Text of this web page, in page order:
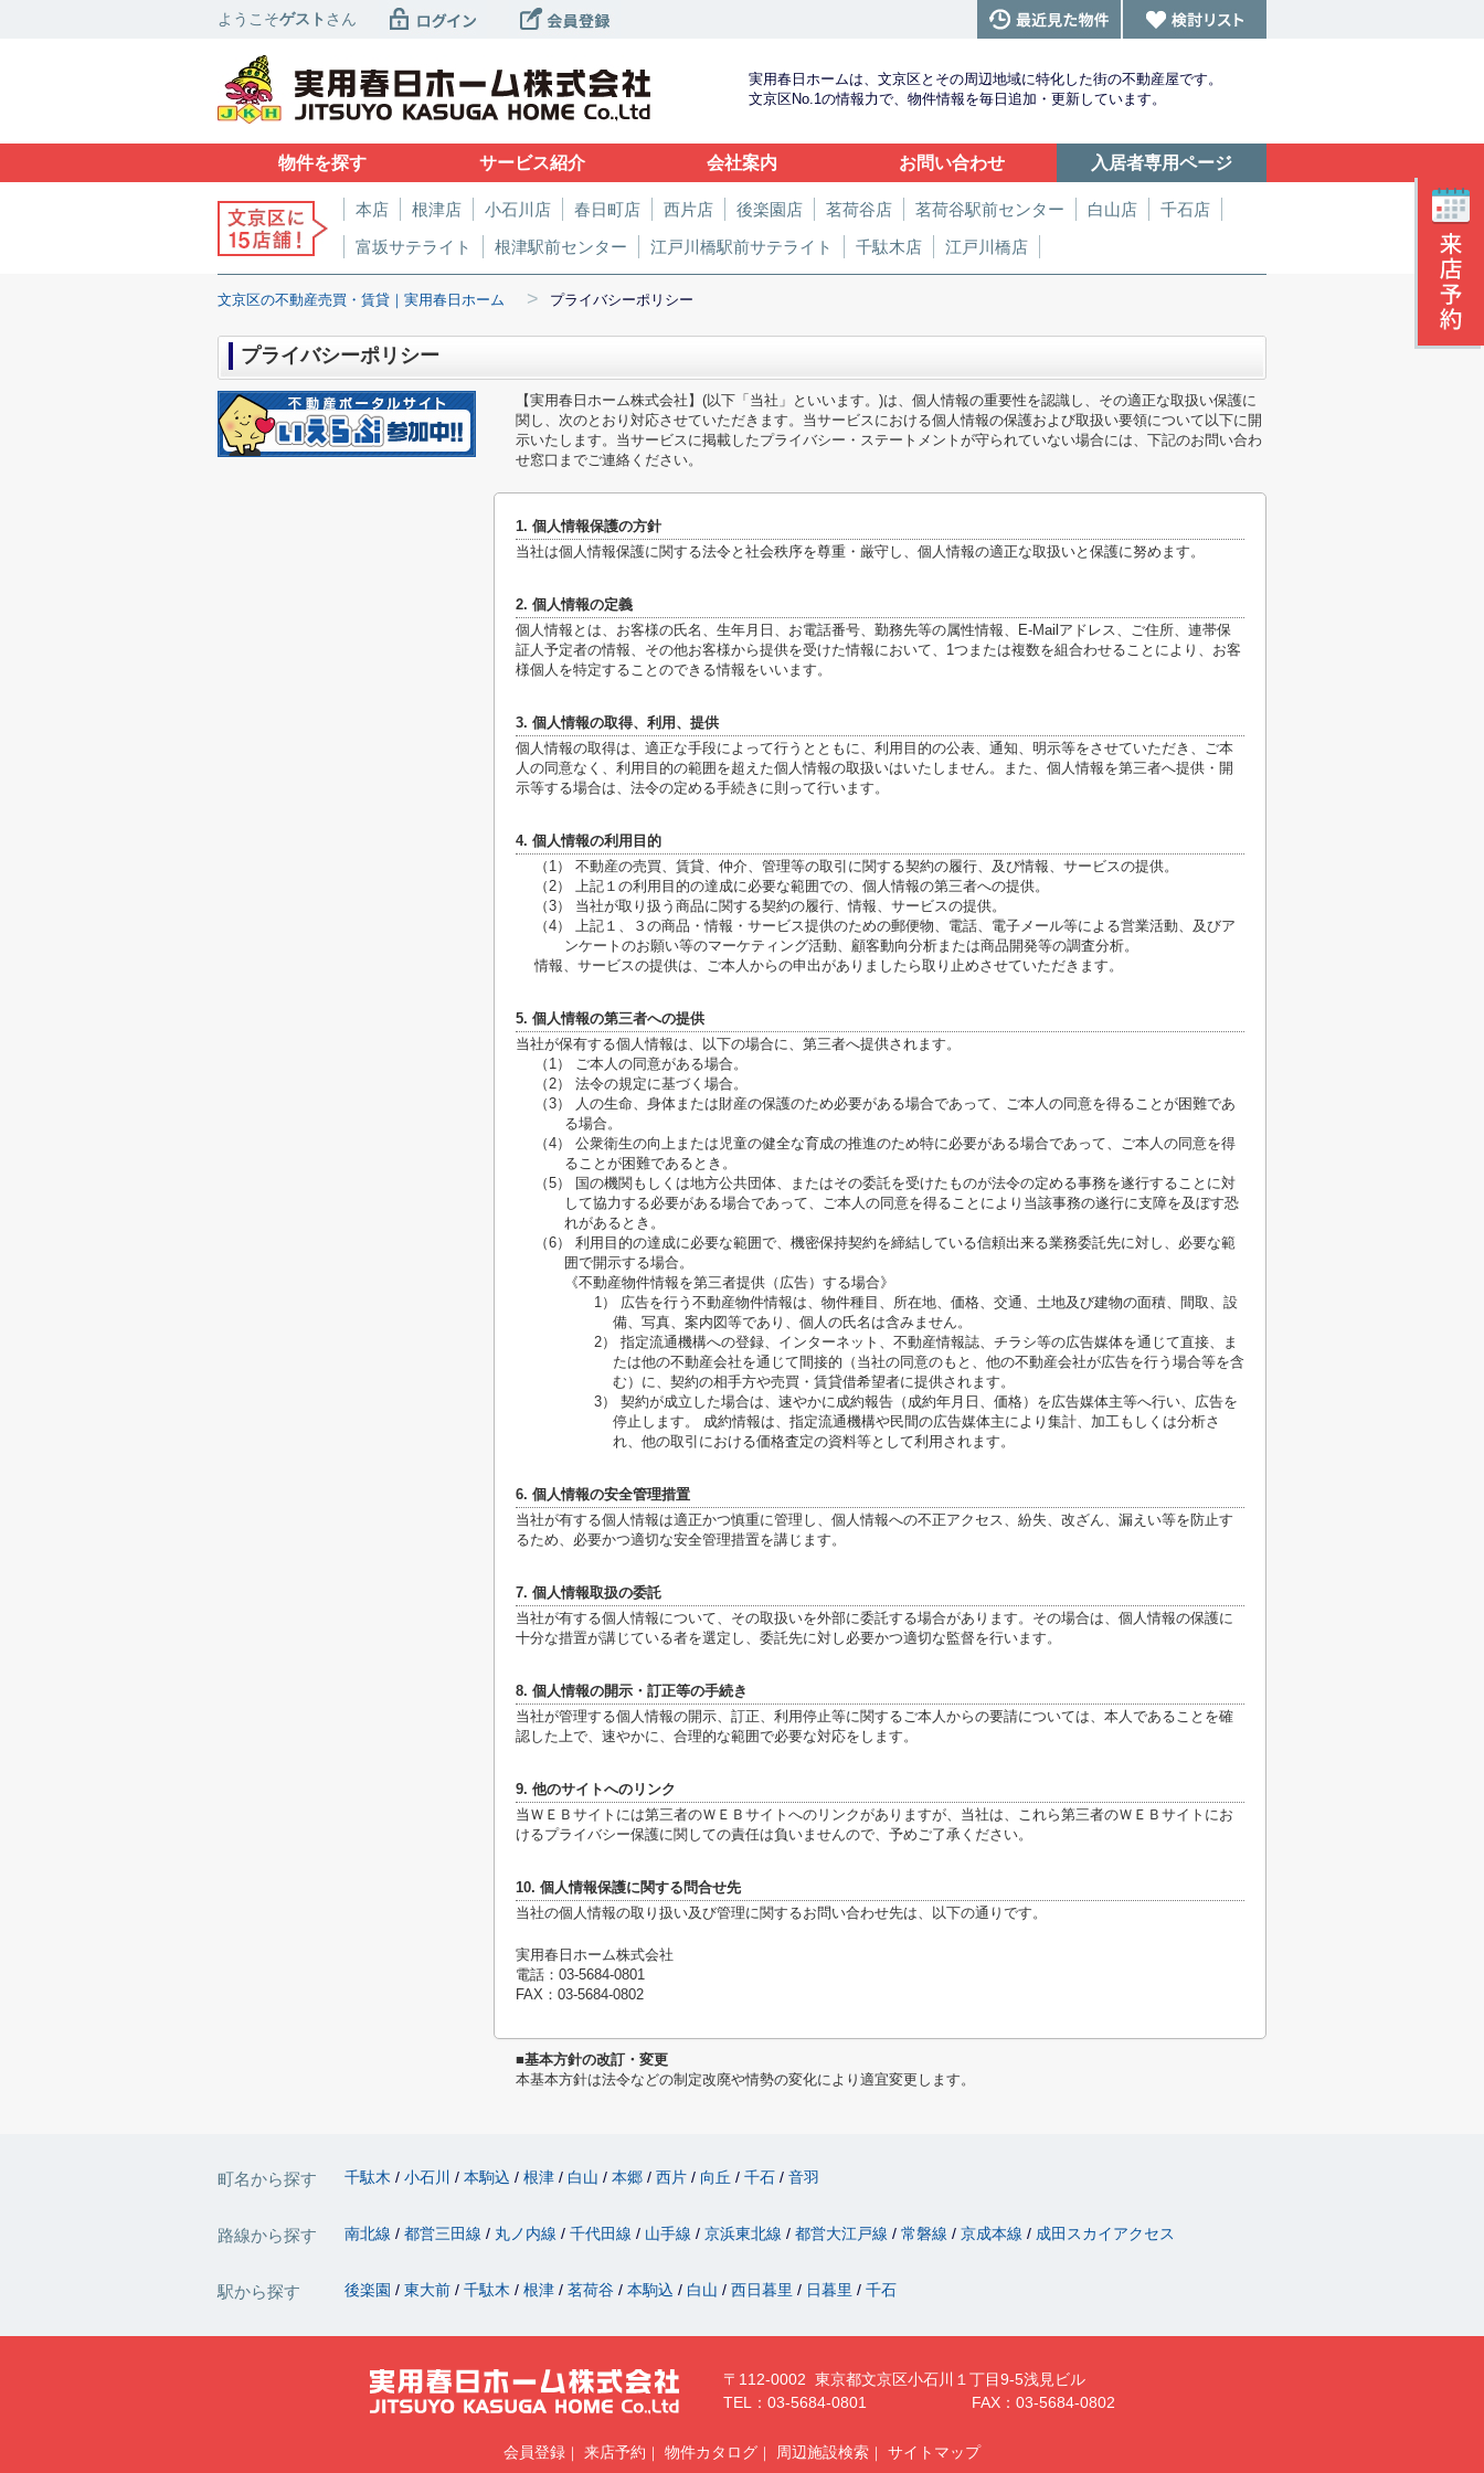
ようこそゲスト さん
実用春日ホームは、文京区とその周辺地域に特化した街の不動産屋です。
文京区No.1の情報力で、物件情報を毎日追加・更新しています。
物件を探す サービス紹介 会社案内 お問い合わせ 入居者専用ページ
本店 根津店 小石川店 春日町店 西片店 後楽園店 茗荷谷店 茗荷谷駅前センター 白山店
千石店
富坂サテライト
根津駅前センター 江戸川橋駅前サテライト 千駄木店 江戸川橋店
文京区の不動産売買・賃貸｜実用春日ホーム > プライバシーポリシー
プライバシーポリシー
【実用春日ホーム株式会社】(以下「当社」といいます。)は、個人情報の重要性を認識し、その適正な取扱い保護に
関し、次のとおり対応させていただきます。当サービスにおける個人情報の保護および取扱い要領について以下に開
示いたします。当サービスに掲載したプライバシー・ステートメントが守られていない場合には、下記のお問い合わ
せ窓口までご連絡ください。
1. 個人情報保護の方針
当社は個人情報保護に関する法令と社会秩序を尊重・厳守し、個人情報の適正な取扱いと保護に努めます。
2. 個人情報の定義
個人情報とは、お客様の氏名、生年月日、お電話番号、勤務先等の属性情報、E-Mailアドレス、ご住所、連帯保
証人予定者の情報、その他お客様から提供を受けた情報において、1つまたは複数を組合わせることにより、お客
様個人を特定することのできる情報をいいます。
3. 個人情報の取得、利用、提供
個人情報の取得は、適正な手段によって行うとともに、利用目的の公表、通知、明示等をさせていただき、ご本
人の同意なく、利用目的の範囲を超えた個人情報の取扱いはいたしません。また、個人情報を第三者へ提供・開
示等する場合は、法令の定める手続きに則って行います。
4. 個人情報の利用目的
（1） 不動産の売買、賃貸、仲介、管理等の取引に関する契約の履行、及び情報、サービスの提供。
（2） 上記１の利用目的の達成に必要な範囲での、個人情報の第三者への提供。
（3） 当社が取り扱う商品に関する契約の履行、情報、サービスの提供。
（4） 上記１、３の商品・情報・サービス提供のための郵便物、電話、電子メール等による営業活動、及びア
ンケートのお願い等のマーケティング活動、顧客動向分析または商品開発等の調査分析。
情報、サービスの提供は、ご本人からの申出がありましたら取り止めさせていただきます。
5. 個人情報の第三者への提供
当社が保有する個人情報は、以下の場合に、第三者へ提供されます。
（1） ご本人の同意がある場合。
（2） 法令の規定に基づく場合。
（3） 人の生命、身体または財産の保護のため必要がある場合であって、ご本人の同意を得ることが困難であ
る場合。
（4） 公衆衛生の向上または児童の健全な育成の推進のため特に必要がある場合であって、ご本人の同意を得
ることが困難であるとき。
（5） 国の機関もしくは地方公共団体、またはその委託を受けたものが法令の定める事務を遂行することに対
して協力する必要がある場合であって、ご本人の同意を得ることにより当該事務の遂行に支障を及ぼす恐
れがあるとき。
（6） 利用目的の達成に必要な範囲で、機密保持契約を締結している信頼出来る業務委託先に対し、必要な範
囲で開示する場合。
《不動産物件情報を第三者提供（広告）する場合》
1） 広告を行う不動産物件情報は、物件種目、所在地、価格、交通、土地及び建物の面積、間取、設
備、写真、案内図等であり、個人の氏名は含みません。
2） 指定流通機構への登録、インターネット、不動産情報誌、チラシ等の広告媒体を通じて直接、ま
たは他の不動産会社を通じて間接的（当社の同意のもと、他の不動産会社が広告を行う場合等を含
む）に、契約の相手方や売買・賃貸借希望者に提供されます。
3） 契約が成立した場合は、速やかに成約報告（成約年月日、価格）を広告媒体主等へ行い、広告を
停止します。 成約情報は、指定流通機構や民間の広告媒体主により集計、加工もしくは分析さ
れ、他の取引における価格査定の資料等として利用されます。
6. 個人情報の安全管理措置
当社が有する個人情報は適正かつ慎重に管理し、個人情報への不正アクセス、紛失、改ざん、漏えい等を防止す
るため、必要かつ適切な安全管理措置を講じます。
7. 個人情報取扱の委託
当社が有する個人情報について、その取扱いを外部に委託する場合があります。その場合は、個人情報の保護に
十分な措置が講じている者を選定し、委託先に対し必要かつ適切な監督を行います。
8. 個人情報の開示・訂正等の手続き
当社が管理する個人情報の開示、訂正、利用停止等に関するご本人からの要請については、本人であることを確
認した上で、速やかに、合理的な範囲で必要な対応をします。
9. 他のサイトへのリンク
当ＷＥＢサイトには第三者のＷＥＢサイトへのリンクがありますが、当社は、これら第三者のＷＥＢサイトにお
けるプライバシー保護に関しての責任は負いませんので、予めご了承ください。
10. 個人情報保護に関する問合せ先
当社の個人情報の取り扱い及び管理に関するお問い合わせ先は、以下の通りです。
実用春日ホーム株式会社
電話：03-5684-0801
FAX：03-5684-0802
■基本方針の改訂・変更
本基本方針は法令などの制定改廃や情勢の変化により適宜変更します。
町名から探す 千駄木 小石川 本駒込 根津 白山 本郷 西片 向丘 千石 音羽
路線から探す 南北線 都営三田線 丸ノ内線 千代田線 山手線 京浜東北線 都営大江戸線 常磐線 京成本線 成田スカイアクセス
駅から探す 後楽園 東大前 千駄木 根津 茗荷谷 本駒込 白山 西日暮里 日暮里 千石
〒112-0002 東京都文京区小石川１丁目9-5浅見ビル
TEL：03-5684-0801
FAX：03-5684-0802
会員登録 来店予約 物件カタログ 周辺施設検索 サイトマップ